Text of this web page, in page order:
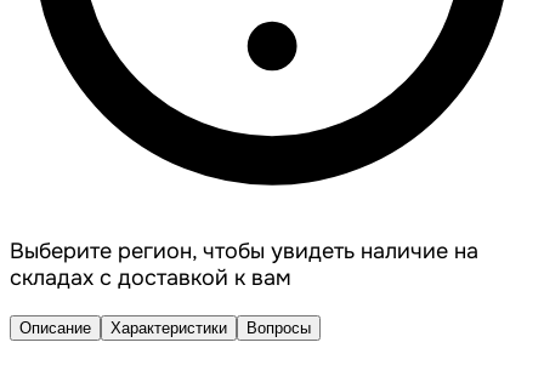
Выберите регион, чтобы увидеть наличие на
складах с доставкой к вам
Описание Характеристики Вопросы